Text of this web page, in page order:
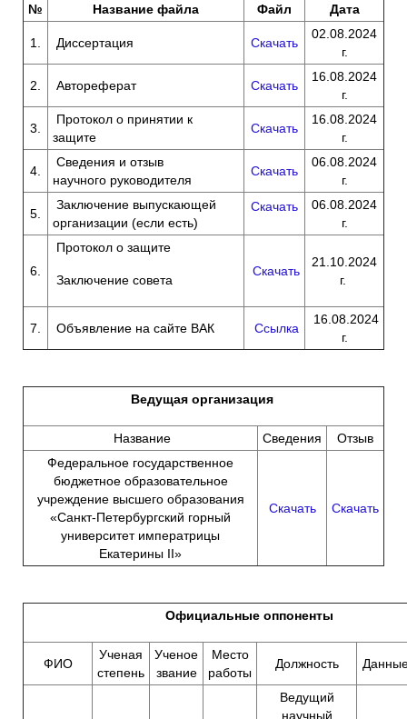
№ Название файла Файл Дата
1. Диссертация Скачать
02.08.2024
г.
2. Автореферат Скачать
16.08.2024
г.
3.
Протокол о принятии к
защите
Скачать
16.08.2024
г.
4.
Сведения и отзыв
научного руководителя
Скачать
06.08.2024
г.
5.
Заключение выпускающей
организации (если есть)
Скачать
06.08.2024
г.
6.
Протокол о защите
Заключение совета
Скачать
21.10.2024
г.
7. Объявление на сайте ВАК Ссылка
16.08.2024
г.
Ведущая организация
Название Сведения
Отзыв
Федеральное государственное
бюджетное образовательное
учреждение высшего образования
«Санкт-Петербургский горный
университет императрицы
Екатерины II»
Скачать Скачать
Официальные оппоненты
ФИО
Ученая
степень
Ученое
звание
Место
работы
Должность
Ведущий
научный